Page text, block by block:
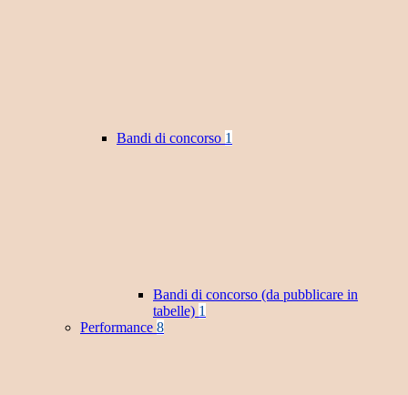
Bandi di concorso 1
Bandi di concorso (da pubblicare in
tabelle) 1
Performance 8